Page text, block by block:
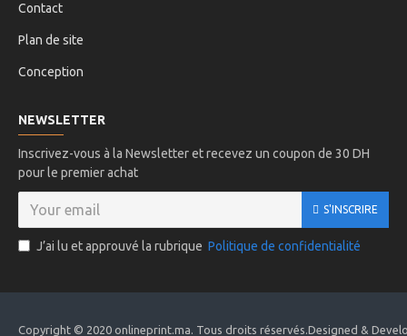
Contact
Plan de site
Conception
NEWSLETTER
Inscrivez-vous à la Newsletter et recevez un coupon de 30 DH
pour le premier achat
S'INSCRIRE
J’ai lu et approuvé la rubrique Politique de confidentialité
Copyright © 2020 onlineprint.ma. Tous droits réservés.Designed &